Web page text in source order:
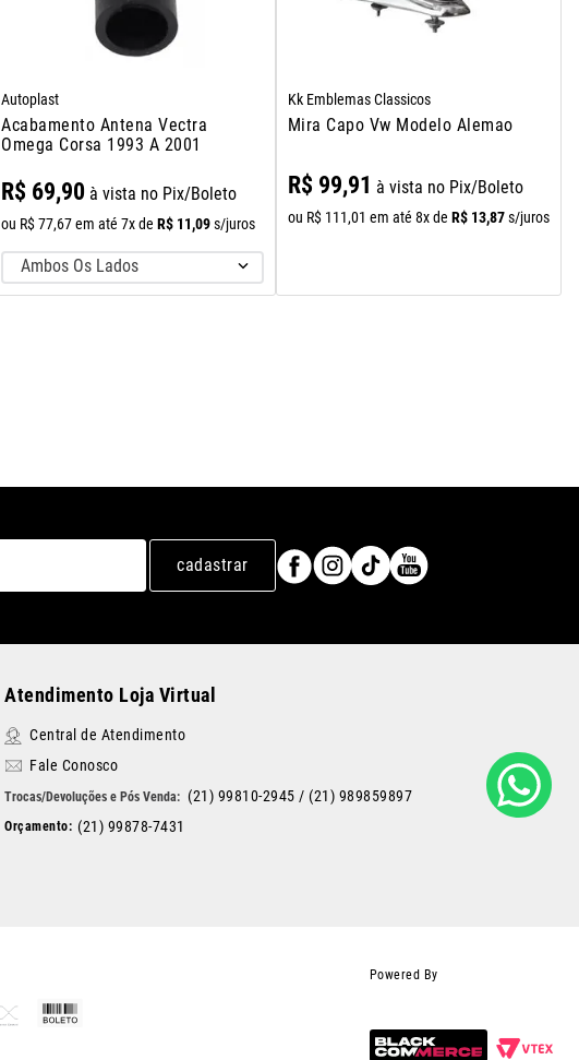
Autoplast
Acabamento Antena Vectra
Omega Corsa 1993 A 2001
R$ 69,90 à vista no Pix/Boleto
ou R$77,67em até 7x de R$ 11,09s/juros
Ambos Os Lados
Kk Emblemas Classicos
Mira Capo Vw Modelo Alemao
R$ 99,91 à vista no Pix/Boleto
ou R$ 111,01 em até 8x de R$ 13,87 s/juros
cadastrar
Atendimento Loja Virtual
Central de Atendimento
Fale Conosco
(21) 99810-2945 / (21) 989859897
(21) 99878-7431
Powered By